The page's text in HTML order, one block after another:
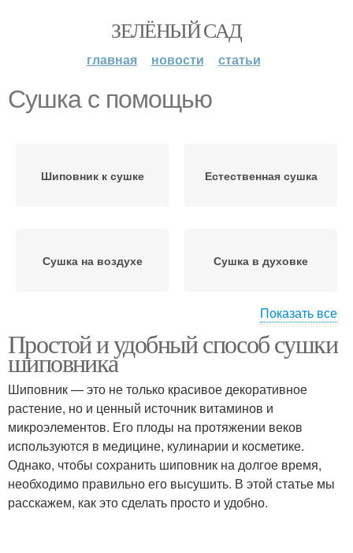
ЗЕЛЁНЫЙ САД
главная новости статьи
Сушка с помощью
Шиповник к сушке Естественная сушка
Сушка на воздухе Сушка в духовке
Шиповник для сушки Чистая сушка
Температура для сушки
Подготовка перед
сушкой
Показать все
Простой и удобный способ сушки
шиповника
Шиповник — это не только красивое декоративное
растение, но и ценный источник витаминов и
микроэлементов. Его плоды на протяжении веков
используются в медицине, кулинарии и косметике.
Однако, чтобы сохранить шиповник на долгое время,
необходимо правильно его высушить. В этой статье мы
расскажем, как это сделать просто и удобно.